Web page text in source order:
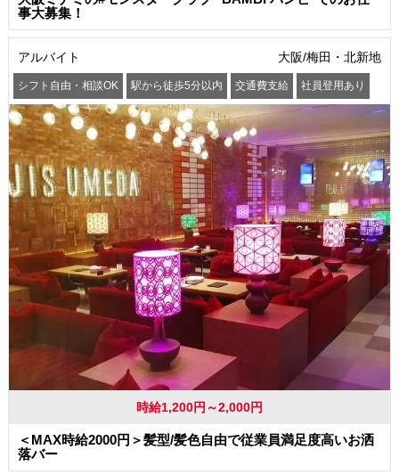
事大募集！
アルバイト 大阪/梅田・北新地
シフト自由・相談OK 駅から徒歩5分以内 交通費支給 社員登用あり
時給1,200円～2,000円
＜MAX時給2000円＞髪型/髪色自由で従業員満足度高いお洒
落バー